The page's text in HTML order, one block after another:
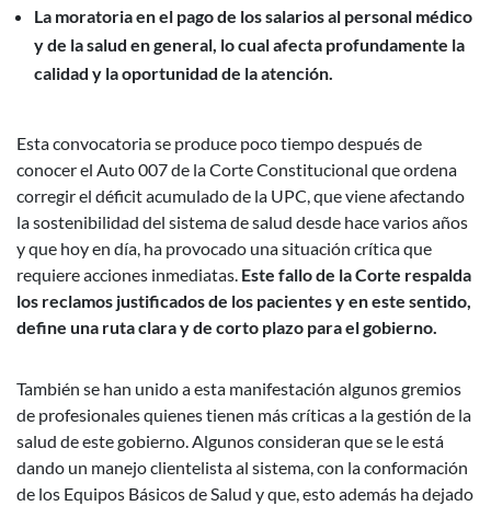
La moratoria en el pago de los salarios al personal médico
y de la salud en general, lo cual afecta profundamente la
calidad y la oportunidad de la atención.
Esta convocatoria se produce poco tiempo después de
conocer el Auto 007 de la Corte Constitucional que ordena
corregir el déficit acumulado de la UPC, que viene afectando
la sostenibilidad del sistema de salud desde hace varios años
y que hoy en día, ha provocado una situación crítica que
requiere acciones inmediatas. Este fallo de la Corte respalda
los reclamos justificados de los pacientes y en este sentido,
define una ruta clara y de corto plazo para el gobierno.
También se han unido a esta manifestación algunos gremios
de profesionales quienes tienen más críticas a la gestión de la
salud de este gobierno. Algunos consideran que se le está
dando un manejo clientelista al sistema, con la conformación
de los Equipos Básicos de Salud y que, esto además ha dejado